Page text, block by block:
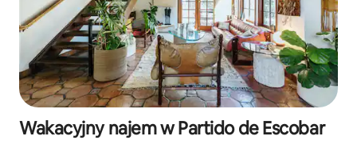
Wakacyjny najem w Partido de Escobar